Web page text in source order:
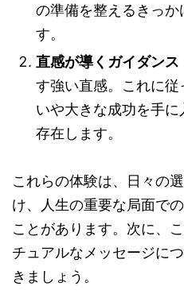
の準備を整えるきっか
す。
直感が導くガイダンス
す強い直感。これに
いや大きな成功を手
存在します。
これらの体験は、日々の
け、人生の重要な局面で
ことがあります。次に、
チュアルなメッセージに
きましょう。